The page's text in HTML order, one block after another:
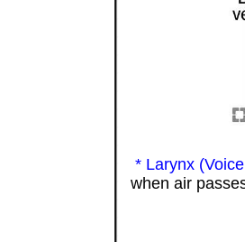
* Larynx
when air